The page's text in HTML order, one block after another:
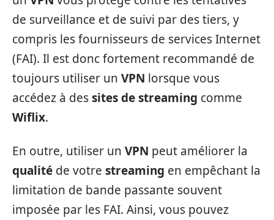
de surveillance et de suivi par des tiers, y
compris les fournisseurs de services Internet
(FAI). Il est donc fortement recommandé de
toujours utiliser un VPN lorsque vous
accédez à dessites de streaming comme
Wiflix.
En outre, utiliser un VPN peut améliorer la
qualité de votre streaming en empêchant la
limitation de bande passante souvent
imposée par les FAI. Ainsi, vous pouvez